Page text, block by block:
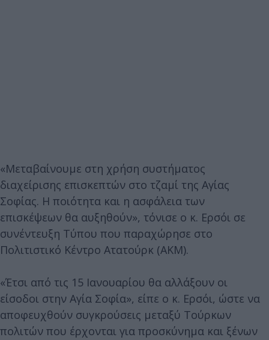
«Μεταβαίνουμε στη χρήση συστήματος
διαχείρισης επισκεπτών στο τζαμί της Αγίας
Σοφίας. Η ποιότητα και η ασφάλεια των
επισκέψεων θα αυξηθούν», τόνισε ο κ. Ερσόι σε
συνέντευξη Τύπου που παραχώρησε στο
Πολιτιστικό Κέντρο Ατατούρκ (AKM).
«Έτσι από τις 15 Ιανουαρίου θα αλλάξουν οι
είσοδοι στην Αγία Σοφία», είπε ο κ. Ερσόι, ώστε να
αποφευχθούν συγκρούσεις μεταξύ Τούρκων
πολιτών που έρχονται για προσκύνημα και ξένων